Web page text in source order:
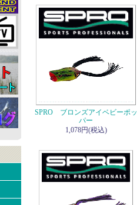
SPRO ブロンズアイベビーポッ
パー
1,078円(税込)